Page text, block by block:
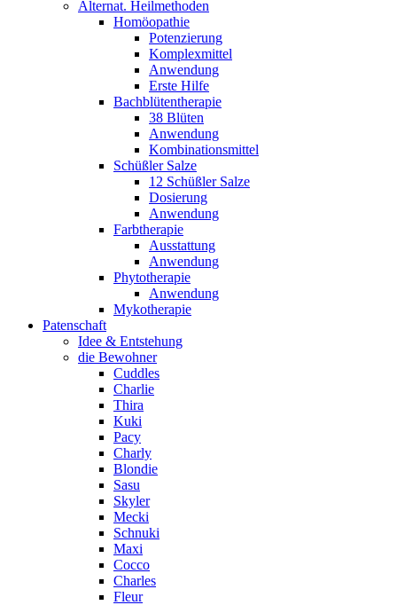
Alternat. Heilmethoden
Homöopathie
Potenzierung
Komplexmittel
Anwendung
Erste Hilfe
Bachblütentherapie
38 Blüten
Anwendung
Kombinationsmittel
Schüßler Salze
12 Schüßler Salze
Dosierung
Anwendung
Farbtherapie
Ausstattung
Anwendung
Phytotherapie
Anwendung
Mykotherapie
Patenschaft
Idee & Entstehung
die Bewohner
Cuddles
Charlie
Thira
Kuki
Pacy
Charly
Blondie
Sasu
Skyler
Mecki
Schnuki
Maxi
Cocco
Charles
Fleur